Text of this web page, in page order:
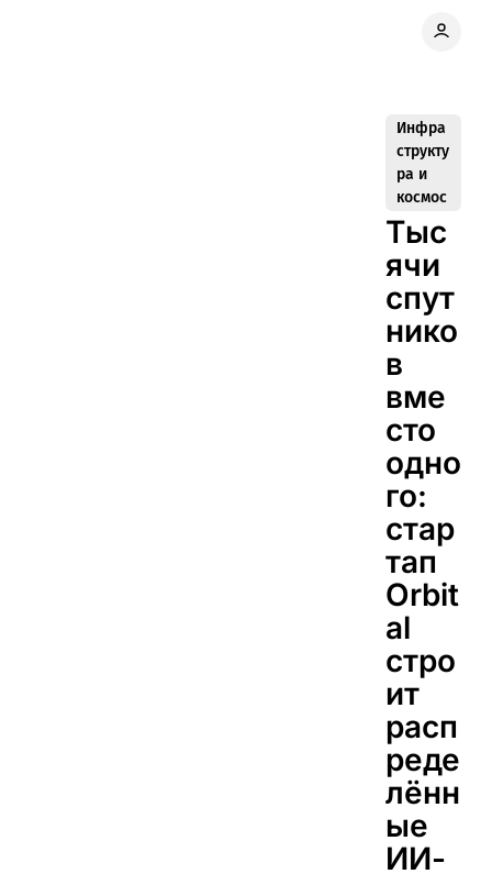
Инфра
структу
ра и
космос
Тыс
ячи
спут
нико
в
вме
сто
одно
го:
стар
тап
Orbit
al
стро
ит
расп
реде
лённ
ые
ИИ-